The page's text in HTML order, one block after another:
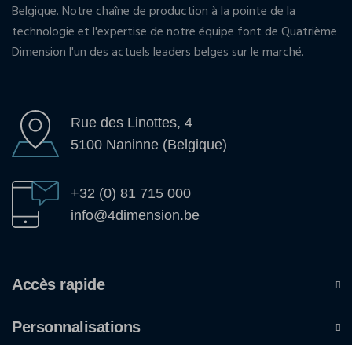
Belgique. Notre chaîne de production à la pointe de la
technologie et l'expertise de notre équipe font de Quatrième
Dimension l'un des actuels leaders belges sur le marché.
Rue des Linottes, 4
5100 Naninne (Belgique)
+32 (0) 81 715 000
info@4dimension.be
Accès rapide
Personnalisations